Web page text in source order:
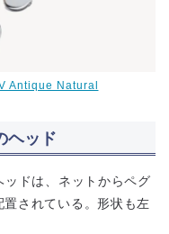
Antique Natural
ヘッド
ドは、ネットからペグ
されている。形状も左